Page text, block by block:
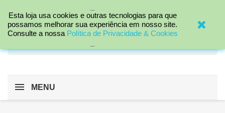

MENU
Esta loja usa cookies e outras tecnologias para que
possamos melhorar sua experiência em nosso site.
Consulte a nossa Política de Privacidade & Cookies